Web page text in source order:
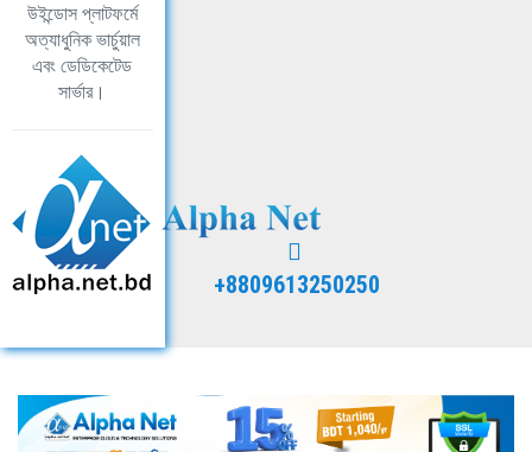
উইন্ডোস প্লাটফর্মে
অত্যাধুনিক ভার্চুয়াল
এবং ডেডিকেটেড
সার্ভার।
+8809613250250